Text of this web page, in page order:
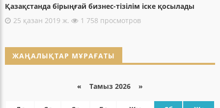
Қазақстанда бірыңғай бизнес-тізілім іске қосылады
25 қазан 2019 ж.
1 758 просмотров
ЖАҢАЛЫҚТАР МҰРАҒАТЫ
« Тамыз 2026 »